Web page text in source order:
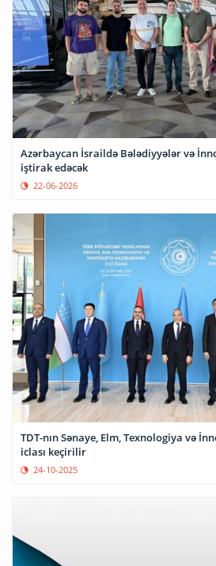
Azərbaycan İsraildə Bələdiyyələr və
iştirak edəcək
22-06-2026
TDT-nın Sənaye, Elm, Texnologiya və
iclası keçirilir
24-10-2025